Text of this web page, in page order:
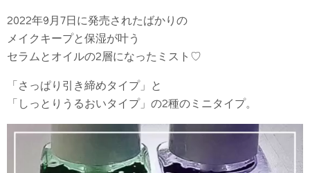
2022年9月7日に発売されたばかりの
メイクキープと保湿が叶う
セラムとオイルの2層になったミスト♡
「さっぱり引き締めタイプ」と
「しっとりうるおいタイプ」の2種のミニタイプ。